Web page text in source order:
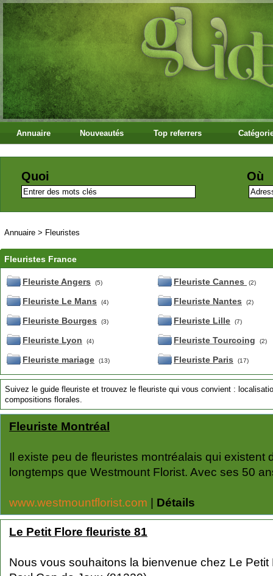
Annuaire Nouveautés Top referrers
Quoi Où
Annuaire > Fleuristes
Fleuristes France
Fleuriste Angers (5)
Fleuriste Le Mans (4)
Fleuriste Bourges (3)
Fleuriste Lyon (4)
Fleuriste mariage (13)
Fleuriste Cannes (2)
Fleuriste Nantes (2)
Fleuriste Lille (7)
Fleuriste Tourcoing (2)
Fleuriste Paris (17)
Suivez le guide fleuriste et trouvez le fleuriste qui vous convient :
compositions florales.
Fleuriste Montréal
Il existe peu de fleuristes montréalais qui existent
longtemps que Westmount Florist. Avec ses 50
www.westmountflorist.com | Détails
Le Petit Flore fleuriste 81
Nous vous souhaitons la bienvenue chez Le Petit